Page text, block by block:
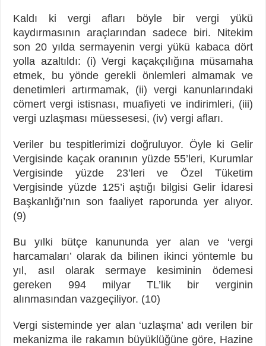
Kaldı ki vergi afları böyle bir vergi yükü
kaydırmasının araçlarından sadece biri. Nitekim
son 20 yılda sermayenin vergi yükü kabaca dört
yolla azaltıldı: (i) Vergi kaçakçılığına müsamaha
etmek, bu yönde gerekli önlemleri almamak ve
denetimleri artırmamak, (ii) vergi kanunlarındaki
cömert vergi istisnası, muafiyeti ve indirimleri, (iii)
vergi uzlaşması müessesesi, (iv) vergi afları.
Veriler bu tespitlerimizi doğruluyor. Öyle ki Gelir
Vergisinde kaçak oranının yüzde 55’leri, Kurumlar
Vergisinde yüzde 23’leri ve Özel Tüketim
Vergisinde yüzde 125’i aştığı bilgisi Gelir İdaresi
Başkanlığı’nın son faaliyet raporunda yer alıyor.
(9)
Bu yılki bütçe kanununda yer alan ve ‘vergi
harcamaları’ olarak da bilinen ikinci yöntemle bu
yıl, asıl olarak sermaye kesiminin ödemesi
gereken 994 milyar TL’lik bir verginin
alınmasından vazgeçiliyor. (10)
Vergi sisteminde yer alan ‘uzlaşma’ adı verilen bir
mekanizma ile rakamın büyüklüğüne göre, Hazine